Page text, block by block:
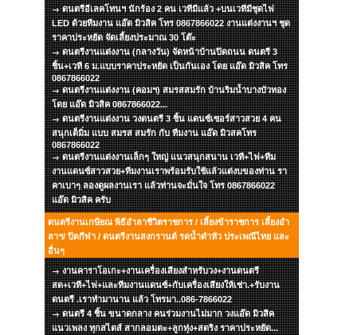
ดนตรีอีเลคโทนฯ นักร้อง 2 คน เวทีมีแล้ว +บนเวทีมีชุดไฟ
LED ด้วยทีมงาน แอ๊ด มิวสิค โทร 0867866022 งานแต่งงานฯ ชุด
ราคาประหยัด จัดเลี้ยงประมาณ 30 โต๊ะ
ดนตรีงานแต่งงาน (กลางวัน) จัดหน้าบ้านปิดถนน ดนตรี 3
ชิ้น+เวที 6 ม.แบบราคาประหยัด เป็นกันเอง โดย แอ๊ด มิวสิค โทร
0867866022
ดนตรีงานแต่งงาน (คอมฯ) สมรสสมรัก บ้านริมน้ำบางบัวทอง
โดย แอ๊ด มิวสิค 0867866022...
ดนตรีงานแต่งงาน วงดนตรี 3 ชิ้น แดนซ์เซอร์สาวสวย 4 คน
สนุกเต็มิ่ม แบบ สมรส สมรัก กับ ทีมงาน แอ๊ด มิวสคโทร
0867866022
ดนตรีงานแต่งงานเล็กๆ ใหญ่ แนวสนุกสนาน เวที+ไฟ+ทีม
งานแดนซ์สาวสวย+ทีมงานเราพร้อมรับใช้แล้วแต่งบของท่าน รา
คาเบาๆ ลองดูผลงานเรา แล้วท่านจะมั่นใจ โทร 0867866022
แอ๊ด มิวสิค ครับ
ดนตรีงานเกษียณ พิธีอำลาชีวิตราชการ / เลี้ยงข้าราชการ เลี้ยงอำ
ลาฯ/ ปิดกีฬา / ดนตรีงานสงกรานต์ รดน้ำดำหัว ประเพณีไทย และ
อื่นๆ
งานคาราโอเกะ+งานเครื่องเสียงสำหรับวง+งานดนตรี
สด+เวที+ไฟ+และทีมงานแดนซ์+กับเครื่องเสียงให้เช่า.+รับงาน
ดนตรี .เราทำมานาน แล้ว โทรมา..086-7866022
ดนตรี 4 ชิ้น ขนาดกลาง คนร่วมงานไม่มาก วงแอ๊ด มิวสิค
แนวเพลง ทุกสไตส์ สากลอมตะ+ลูกทุ่ง+สตริง ราคาประหยัด...